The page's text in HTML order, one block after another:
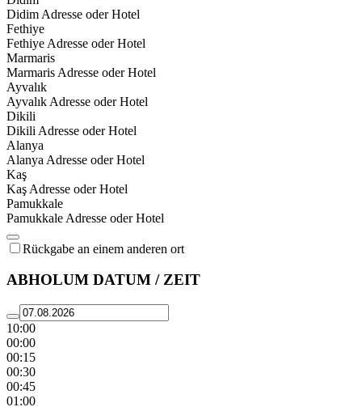
Didim Adresse oder Hotel
Fethiye
Fethiye Adresse oder Hotel
Marmaris
Marmaris Adresse oder Hotel
Ayvalık
Ayvalık Adresse oder Hotel
Dikili
Dikili Adresse oder Hotel
Alanya
Alanya Adresse oder Hotel
Kaş
Kaş Adresse oder Hotel
Pamukkale
Pamukkale Adresse oder Hotel
Rückgabe an einem anderen ort
ABHOLUM DATUM / ZEIT
10:00
00:00
00:15
00:30
00:45
01:00